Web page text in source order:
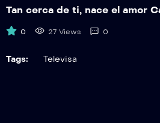
TCDTNEAEP23
Tan cerca de ti, nace el amor
0 27 Views 0
Tags: Televisa